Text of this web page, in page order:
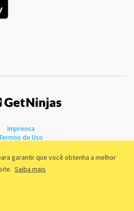
garantir que você obtenha a melhor
Saiba mais
Imprensa
de Uso
CNPJ 55.744.877/0001-89 - Rua Dr.
- 3º andar - São Paulo/SP - Brasil